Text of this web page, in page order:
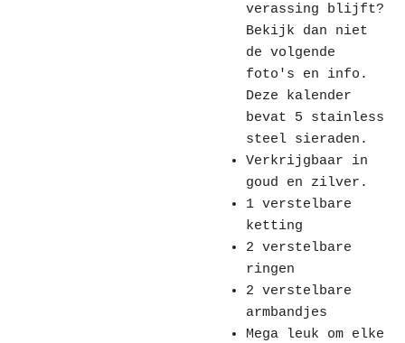
verassing blijft?
Bekijk dan niet
de volgende
foto's en info.
Deze kalender
bevat 5 stainless
steel sieraden.
Verkrijgbaar in
goud en zilver.
1 verstelbare
ketting
2 verstelbare
ringen
2 verstelbare
armbandjes
Mega leuk om elke